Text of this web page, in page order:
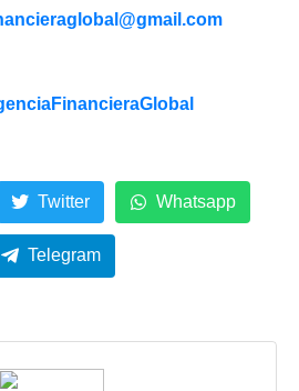
gmail.com
Twitter Whatsapp
Telegram